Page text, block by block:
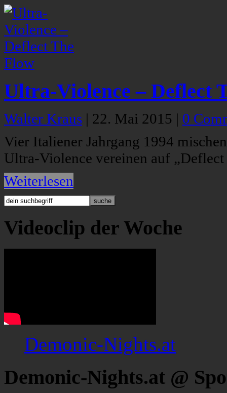
Ultra-Violence – Deflect
Walter Kraus | 22. Mai 2015 | 0
Vier Italiener Jahrgang 1994
Ultra-Violence vereinen auf
Weiterlesen
Videoclip der Woche
Demonic-Nights.at
Demonic-Nights.at @